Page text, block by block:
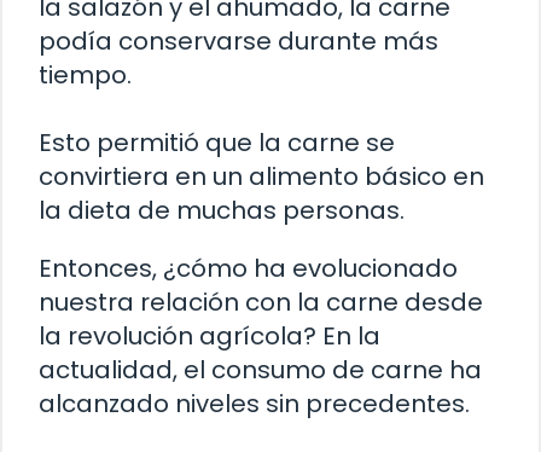
la salazón y el ahumado, la carne
podía conservarse durante más
tiempo.
Esto permitió que la carne se
convirtiera en un alimento básico en
la dieta de muchas personas.
Entonces, ¿cómo ha evolucionado
nuestra relación con la carne desde
la revolución agrícola? En la
actualidad, el consumo de carne ha
alcanzado niveles sin precedentes.